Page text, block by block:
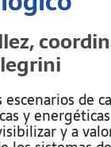
escenarios de
y
y a